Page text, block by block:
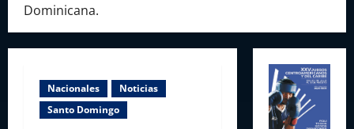
Dominicana.
Nacionales
Noticias
Santo Domingo